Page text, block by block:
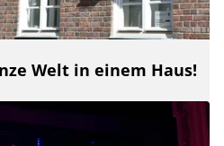
Welt in einem Haus!